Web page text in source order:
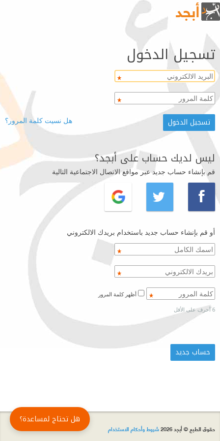
تسجيل الدخول
هل نسيت كلمة المرور؟
ليس لديك حساب على أبجد؟
قم بإنشاء حساب جديد عبر مواقع الاتصال الاجتماعية التالية
أو قم بإنشاء حساب جديد باستخدام بريدك الالكتروني
6 أحرف على الأقل
حقوق الطبع © أبجد 2026 شروط وأحكام الاستخدام
هل تحتاج لمساعدة؟